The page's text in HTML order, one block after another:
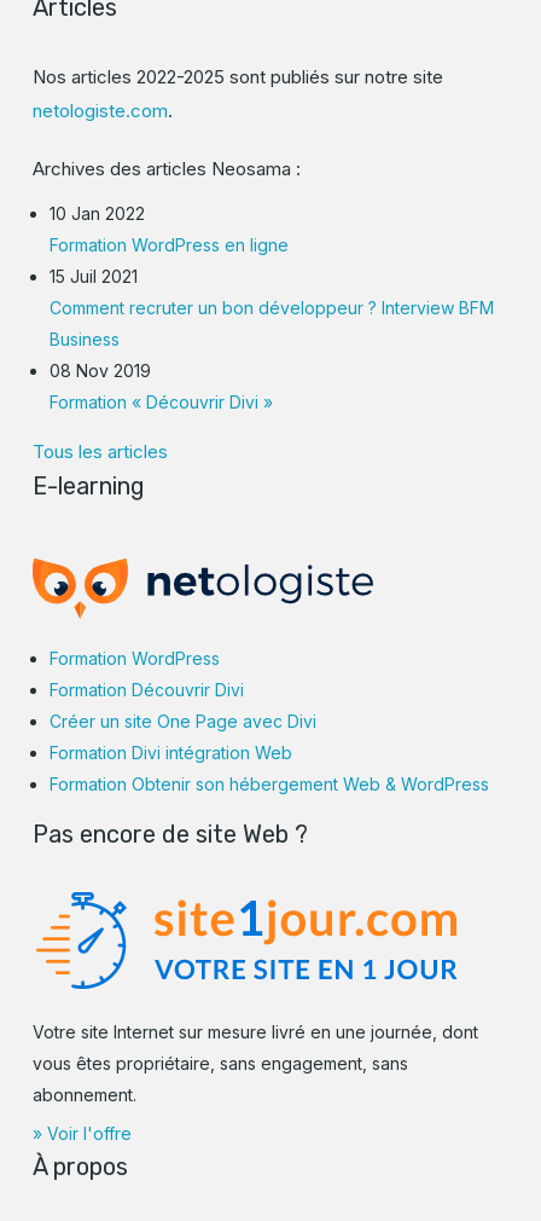
Articles
Nos articles 2022-2025 sont publiés sur notre site
netologiste.com.
Archives des articles Neosama :
10 Jan 2022
Formation WordPress en ligne
15 Juil 2021
Comment recruter un bon développeur ? Interview BFM
Business
08 Nov 2019
Formation « Découvrir Divi »
Tous les articles
E-learning
Formation WordPress
Formation Découvrir Divi
Créer un site One Page avec Divi
Formation Divi intégration Web
Formation Obtenir son hébergement Web & WordPress
Pas encore de site Web ?
Votre site Internet sur mesure livré en une journée, dont
vous êtes propriétaire, sans engagement, sans
abonnement.
» Voir l'offre
À propos